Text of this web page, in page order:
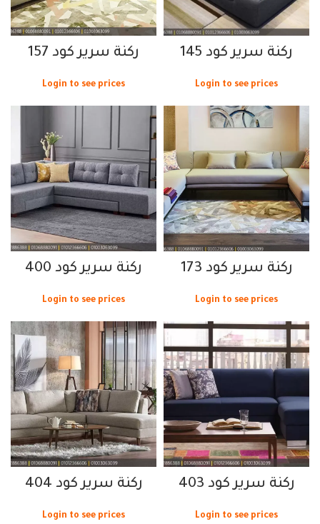
ركنة سرير كود 145
Login to see prices
ركنة سرير كود 157
Login to see prices
ركنة سرير كود 173
Login to see prices
ركنة سرير كود 400
Login to see prices
ركنة سرير كود 403
Login to see prices
ركنة سرير كود 404
Login to see prices